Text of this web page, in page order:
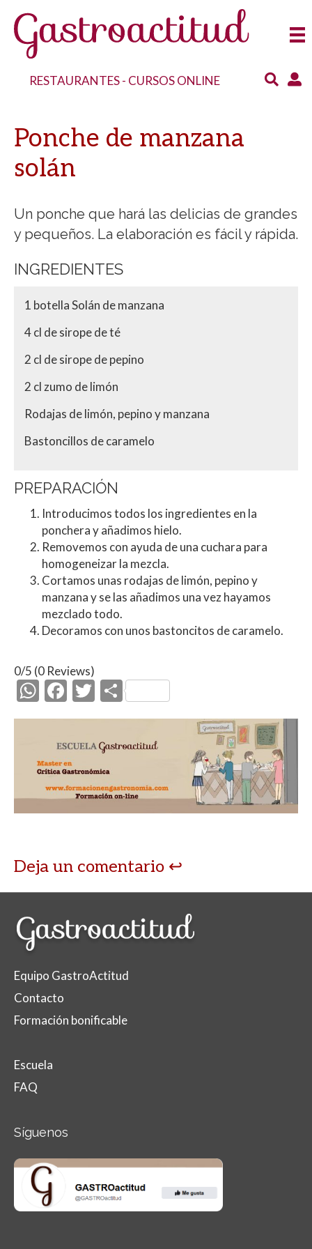
RESTAURANTES- CURSOS ONLINE
Ponche de manzana
solán
Un ponche que hará las delicias de grandes
y pequeños. La elaboración es fácil y rápida.
INGREDIENTES
1 botella Solán de manzana
4 cl de sirope de té
2 cl de sirope de pepino
2 cl zumo de limón
Rodajas de limón, pepino y manzana
Bastoncillos de caramelo
PREPARACIÓN
Introducimos todos los ingredientes en la
ponchera y añadimos hielo.
Removemos con ayuda de una cuchara para
homogeneizar la mezcla.
Cortamos unas rodajas de limón, pepino y
manzana y se las añadimos una vez hayamos
mezclado todo.
Decoramos con unos bastoncitos de caramelo.
0/5 (0 Reviews)
W
h
at
s
A
p
F
ac
e
b
o
o
T
w
itt
er
C
o
p
ar
ti
Deja un comentario
Equipo GastroActitud
Contacto
Formación bonificable
Escuela
FAQ
Síguenos